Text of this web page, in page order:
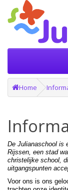
Home
De Julianaschool is
Rijssen, een stad
christelijke school,
uitgangspunten
Voor ons is ons